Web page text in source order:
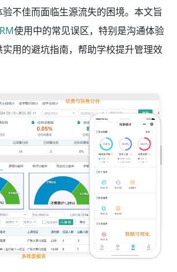
不佳而面临生源流失的困境。本文旨
使用中的常见误区，特别是沟通体验
用的避坑指南，帮助学校提升管理效